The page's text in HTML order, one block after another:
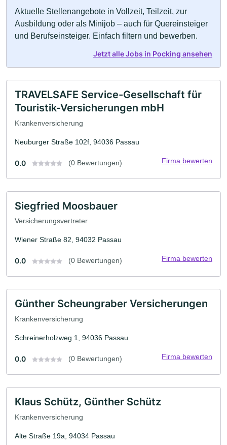
Aktuelle Stellenangebote in Vollzeit, Teilzeit, zur
Ausbildung oder als Minijob – auch für Quereinsteiger
und Berufseinsteiger. Einfach filtern und bewerben.
Jetzt alle Jobs in Pocking ansehen
TRAVELSAFE Service-Gesellschaft für
Touristik-Versicherungen mbH
Krankenversicherung
Neuburger Straße 102f, 94036 Passau
0.0 (0 Bewertungen) Firma bewerten
Siegfried Moosbauer
Versicherungsvertreter
Wiener Straße 82, 94032 Passau
0.0 (0 Bewertungen) Firma bewerten
Günther Scheungraber Versicherungen
Krankenversicherung
Schreinerholzweg 1, 94036 Passau
0.0 (0 Bewertungen) Firma bewerten
Klaus Schütz, Günther Schütz
Krankenversicherung
Alte Straße 19a, 94034 Passau